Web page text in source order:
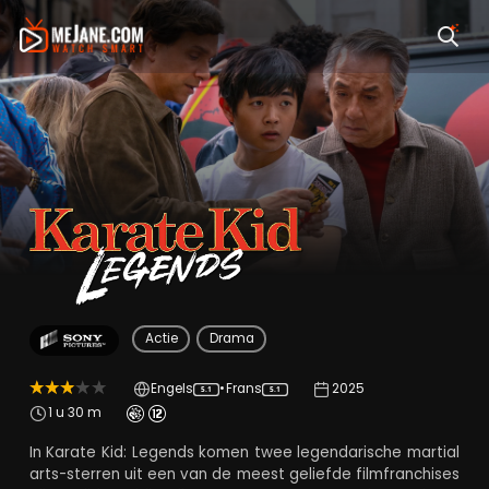
Karate Kid: Legends
Actie Drama
Engels 5.1 •Frans 5.1
2025
1 u 30 m
In Karate Kid: Legends komen twee legendarische martial
arts-sterren uit een van de meest geliefde filmfranchises